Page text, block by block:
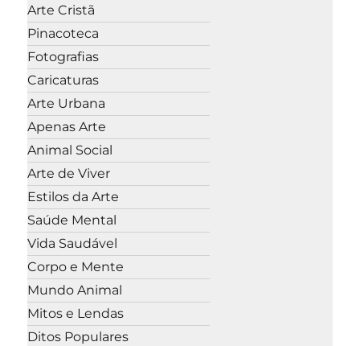
Arte Cristã
Pinacoteca
Fotografias
Caricaturas
Arte Urbana
Apenas Arte
Animal Social
Arte de Viver
Estilos da Arte
Saúde Mental
Vida Saudável
Corpo e Mente
Mundo Animal
Mitos e Lendas
Ditos Populares